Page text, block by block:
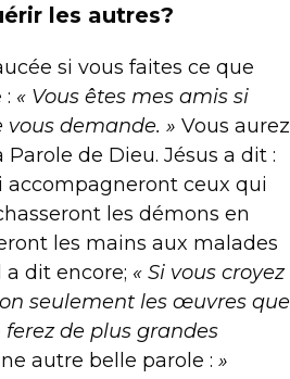
les autres?
si vous faites ce que
« Vous êtes mes amis si
vous demande. » Vous aurez
de Dieu. Jésus a dit :
accompagneront ceux qui
les démons en
les mains aux malades
a dit encore; « Si vous croyez
seulement les œuvres que
de plus grandes
autre belle parole : »